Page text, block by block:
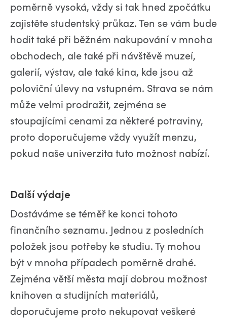
poměrně vysoká, vždy si tak hned zpočátku
zajistěte studentský průkaz. Ten se vám bude
hodit také při běžném nakupování v mnoha
obchodech, ale také při návštěvě muzeí,
galerií, výstav, ale také kina, kde jsou až
poloviční úlevy na vstupném. Strava se nám
může velmi prodražit, zejména se
stoupajícími cenami za některé potraviny,
proto doporučujeme vždy využít menzu,
pokud naše univerzita tuto možnost nabízí.
Další výdaje
Dostáváme se téměř ke konci tohoto
finančního seznamu. Jednou z posledních
položek jsou potřeby ke studiu. Ty mohou
být v mnoha případech poměrně drahé.
Zejména větší města mají dobrou možnost
knihoven a studijních materiálů,
doporučujeme proto nekupovat veškeré